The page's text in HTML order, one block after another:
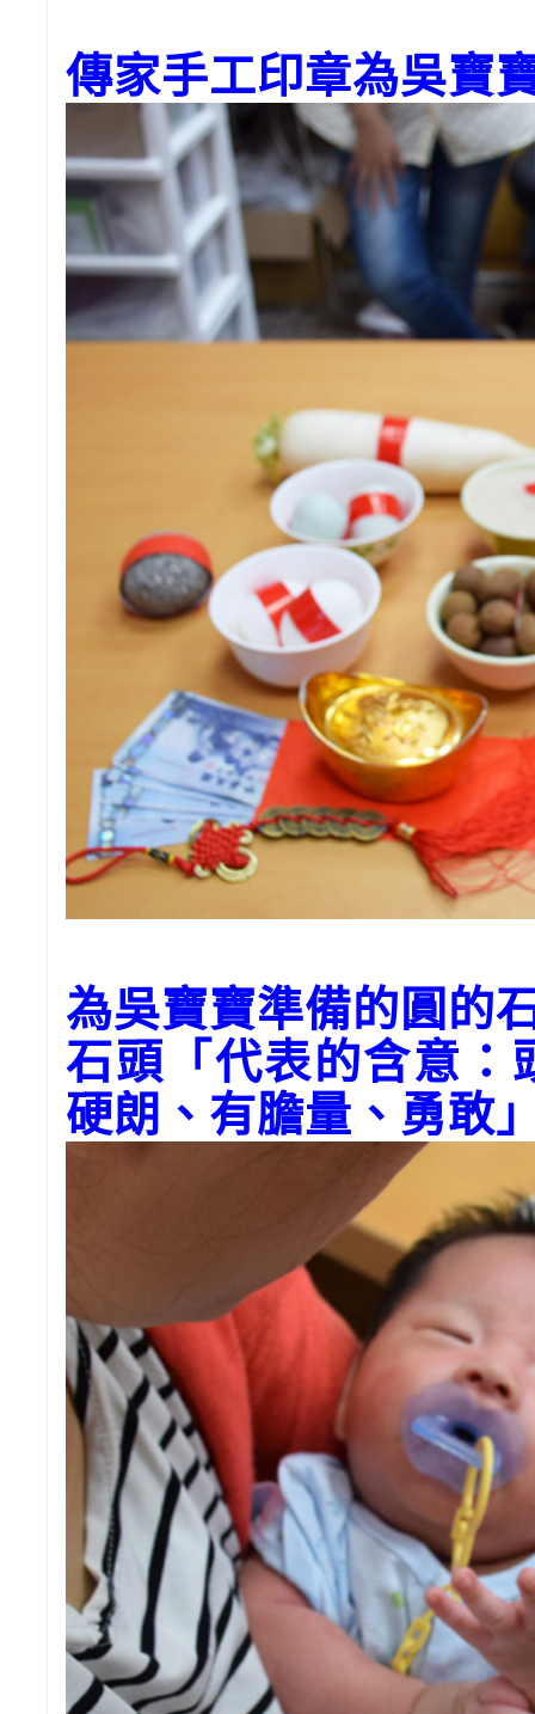
傳家手工印章為吳寶
為吳寶寶準備的圓的
石頭「代表的含意：
硬朗、有膽量、勇敢